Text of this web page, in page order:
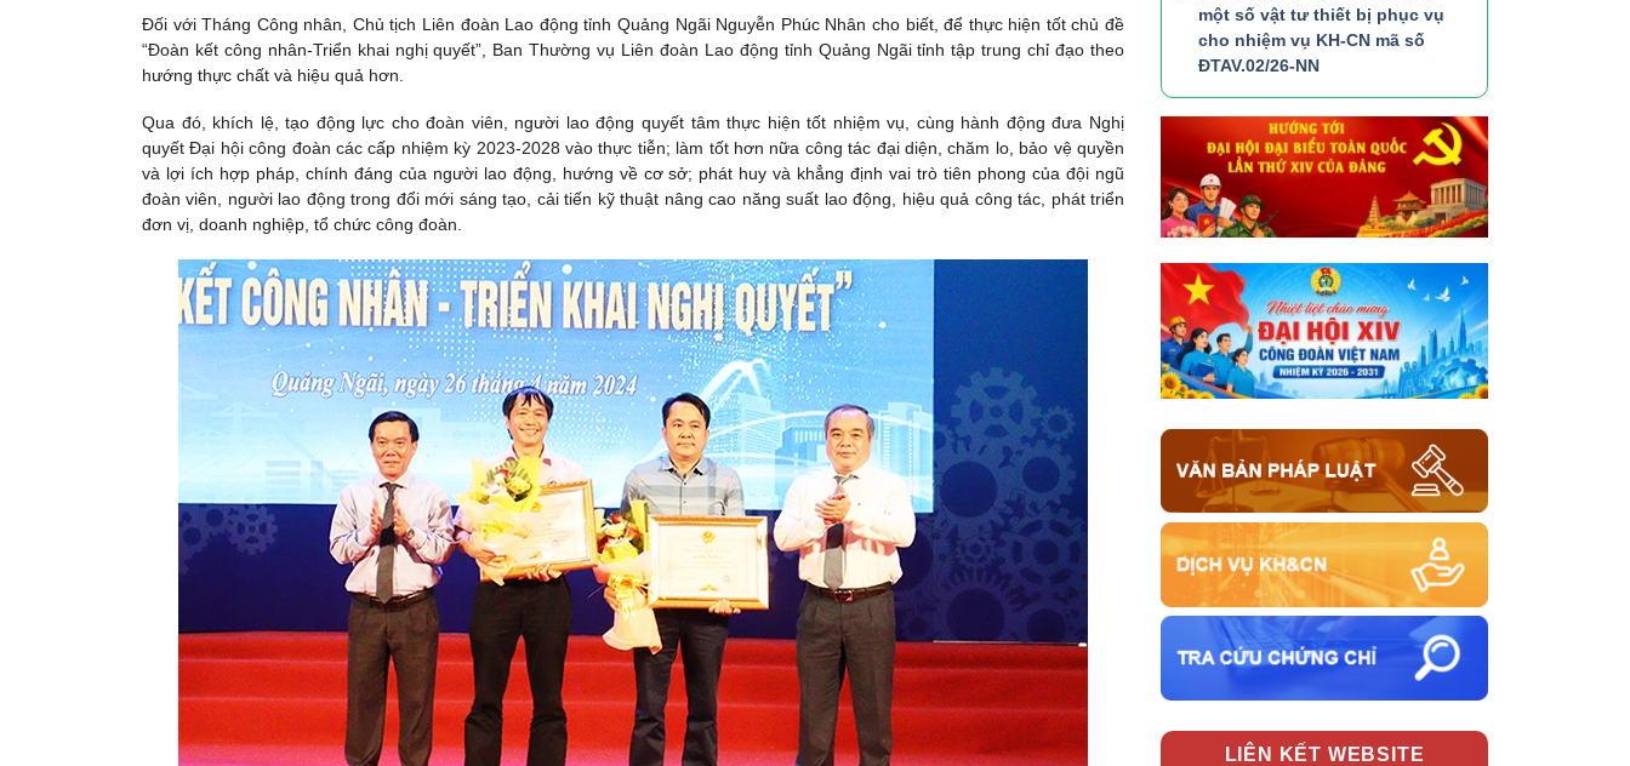
Đối với Tháng Công nhân, Chủ tịch Liên đoàn Lao động tỉnh Quảng Ngãi Nguyễn Phúc Nhân cho biết, để thực hiện tốt chủ đề
“Đoàn kết công nhân-Triển khai nghị quyết”, Ban Thường vụ Liên đoàn Lao động tỉnh Quảng Ngãi tỉnh tập trung chỉ đạo theo
hướng thực chất và hiệu quả hơn.
Qua đó, khích lệ, tạo động lực cho đoàn viên, người lao động quyết tâm thực hiện tốt nhiệm vụ, cùng hành động đưa Nghị
quyết Đại hội công đoàn các cấp nhiệm kỳ 2023-2028 vào thực tiễn; làm tốt hơn nữa công tác đại diện, chăm lo, bảo vệ quyền
và lợi ích hợp pháp, chính đáng của người lao động, hướng về cơ sở; phát huy và khẳng định vai trò tiên phong của đội ngũ
đoàn viên, người lao động trong đổi mới sáng tạo, cải tiến kỹ thuật nâng cao năng suất lao động, hiệu quả công tác, phát triển
đơn vị, doanh nghiệp, tổ chức công đoàn.
một số vật tư thiết bị phục vụ
cho nhiệm vụ KH-CN mã số
ĐTAV.02/26-NN
LIÊN KẾT WEBSITE